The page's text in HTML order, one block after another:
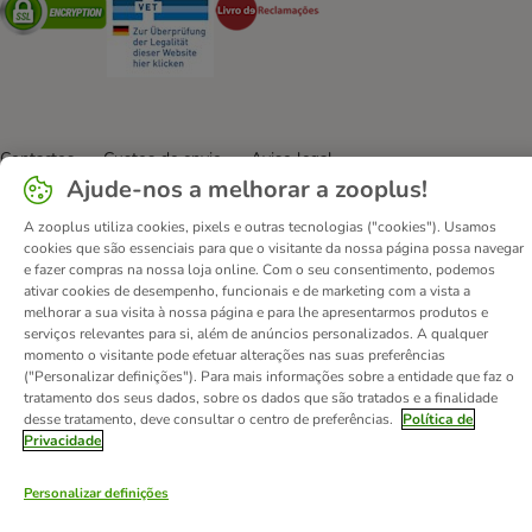
Contactos Custos de envio
Aviso legal
Condições gerais de utilização
Formulário de retratação
Métodos de pagamento
Quem somos DSA
Emprego
Política de privacidade
Website Corporativo
Declaração de acessibilidade
© zooplus SE 2026
Ajude-nos a melhorar a zooplus!
A zooplus utiliza cookies, pixels e outras tecnologias ("cookies"). Usamos
cookies que são essenciais para que o visitante da nossa página possa navegar
e fazer compras na nossa loja online. Com o seu consentimento, podemos
ativar cookies de desempenho, funcionais e de marketing com a vista a
melhorar a sua visita à nossa página e para lhe apresentarmos produtos e
serviços relevantes para si, além de anúncios personalizados. A qualquer
momento o visitante pode efetuar alterações nas suas preferências
("Personalizar definições"). Para mais informações sobre a entidade que faz o
tratamento dos seus dados, sobre os dados que são tratados e a finalidade
desse tratamento, deve consultar o centro de preferências.
Política de
Privacidade
Personalizar definições